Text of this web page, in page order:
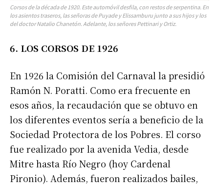
Corsos de la década de 1920. Este automóvil desfila, con restos de serpentina. En
los asientos traseros, las señoras de Puyade y Elissamburu junto a sus hijos y los
del doctor Natalio Chanetón. Adelante, los señores Pettinari y Ortiz.
6. LOS CORSOS DE 1926
En 1926 la Comisión del Carnaval la presidió
Ramón N. Poratti. Como era frecuente en
esos años, la recaudación que se obtuvo en
los diferentes eventos sería a beneficio de la
Sociedad Protectora de los Pobres. El corso
fue realizado por la avenida Vedia, desde
Mitre hasta Río Negro (hoy Cardenal
Pironio). Además, fueron realizados bailes,